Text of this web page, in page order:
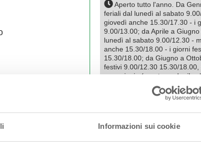
Informazioni sui cookie
Aperto tutto l'anno. Da
feriali dal lunedì al sabato
giovedì anche 15.30/17.30 - i
9.00/13.00; da Aprile a
lunedì al sabato 9.00/12.30 -
anche 15.30/18.00 - i giorni
15.30/18.00; da Giugno a
festivi 9.00/12.30 15.30/
pomeriggio (aperto anche il
mesi di luglio agosto e
18,00); Novembre e
9.00/12.30 martedì e giovedì
festivi 9.00/13.00. Chiuso il
I Percorsi del